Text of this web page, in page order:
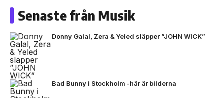
Senaste från Musik
Donny Galal, Zera & Yeled släpper ”JOHN WICK”
Bad Bunny i Stockholm -här är bilderna